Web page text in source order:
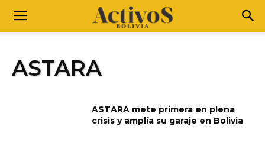
ASTARA
ASTARA mete primera en plena
crisis y amplía su garaje en Bolivia